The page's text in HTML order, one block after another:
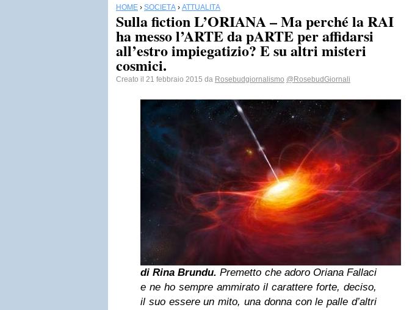
HOME › SOCIETÀ › ATTUALITÀ
Sulla fiction L’ORIANA – Ma perché la RAI
ha messo l’ARTE da pARTE per affidarsi
all’estro impiegatizio? E su altri misteri
cosmici.
Creato il 21 febbraio 2015 da Rosebudgiornalismo @RosebudGiornali
di Rina Brundu. Premetto che adoro Oriana Fallaci
e ne ho sempre ammirato il carattere forte, deciso,
il suo essere un mito, una donna con le palle d’altri